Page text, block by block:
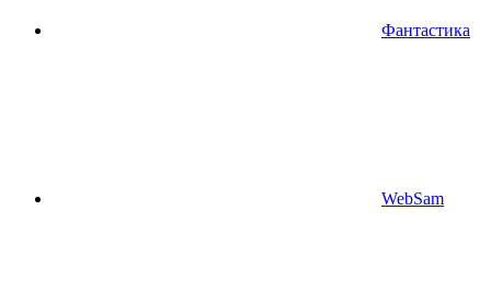
Фантастика
WebSam